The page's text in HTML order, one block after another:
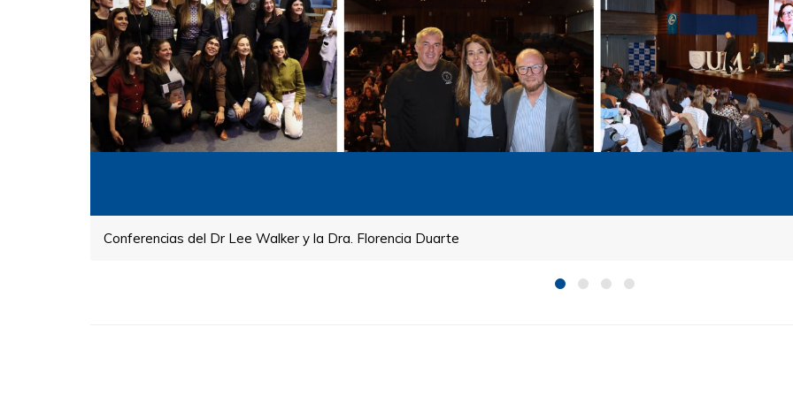
Conferencias del Dr Lee Walker y la Dra. Florencia Duarte